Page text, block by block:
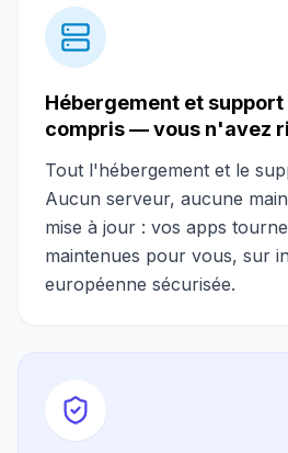
Hébergement et
compris — vous n'avez
Tout l'hébergement et le
Aucun serveur, aucune
mise à jour : vos apps
maintenues pour vous, sur
européenne sécurisée.